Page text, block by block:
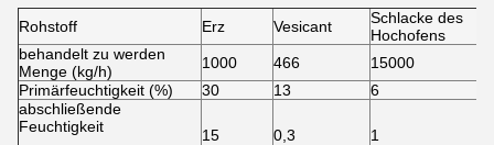
Rohstoff Erz Vesicant
Schlacke des
Hochofens
behandelt zu werden
Menge (kg/h)
1000 466 15000
Primärfeuchtigkeit (%)
30 13 6
abschließende
Feuchtigkeit
15 0,3 1